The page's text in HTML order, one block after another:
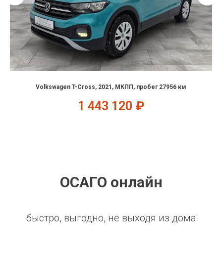
Volkswagen T-Cross, 2021, МКПП, пробег 27956 км
1 443 120 ₽
ОСАГО онлайн
быстро, выгодно, не выходя из дома